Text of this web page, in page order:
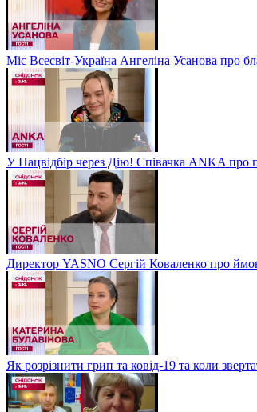
Міс Всесвіт-Україна Ангеліна Усанова про
У Нацвідбір через Дію! Співачка ANKA про
Директор YASNO Сергій Коваленко про
Як розрізнити грип та ковід-19 та коли